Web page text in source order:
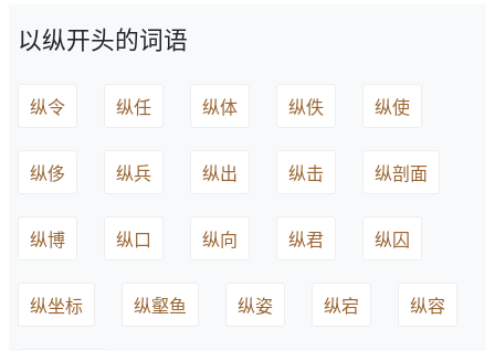
以纵开头的词语
纵令 纵任 纵体 纵佚 纵使
纵侈 纵兵 纵出 纵击 纵剖面
纵博 纵口 纵向 纵君 纵囚
纵坐标 纵壑鱼 纵姿 纵宕 纵容